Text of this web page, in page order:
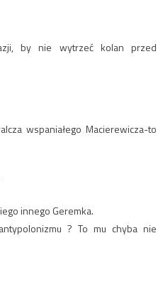
by nie wytrzeć kolan przed
wspaniałego Macierewicza-to
innego Geremka.
? To mu chyba nie